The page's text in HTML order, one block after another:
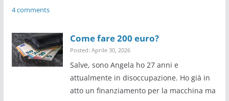
4 comments
Come fare 200 euro?
Posted: Aprile 30, 2026
Salve, sono Angela ho 27 anni e
attualmente in disoccupazione. Ho già in
atto un finanziamento per la macchina ma